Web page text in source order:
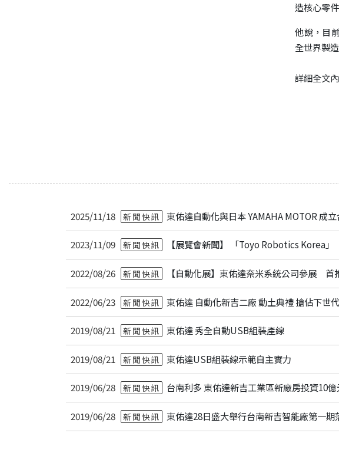
造核心零
他說，目
全世界製
詳細全文內
2025/11/18 新聞快訊 東佑達自動化與日本 YAMAHA MOTOR 成
2023/11/09 新聞快訊 【展覽會新聞】 「Toyo Robotics Korea」
2022/08/26 新聞快訊 【自動化展】東佑達奈米系統公司參展 首
2022/06/23 新聞快訊 東佑達 自動化新吉二廠 動土典禮 搶佔下世
2019/08/21 新聞快訊 東佑達 秀全自動USB組裝產線
2019/08/21 新聞快訊 東佑達USB組裝線示範自主實力
2019/06/28 新聞快訊 台南利多 東佑達新吉工業區新廠房投資10
2019/06/28 新聞快訊 東佑達28日盛大舉行台南新吉智能廠第一期